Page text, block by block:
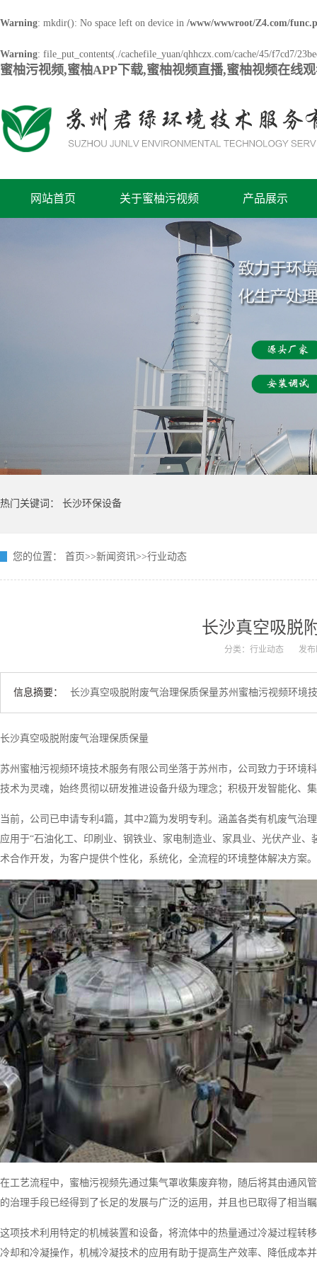
Warning: mkdir(): No space left on device in /www/wwwroot/Z4.com/
Warning: file_put_contents(./cachefile_yuan/qhhczx.com/cache/45/f7cd7/
蜜柚污视频,蜜柚APP下载,蜜柚视频直播,蜜柚视频在线
网站首页 关于蜜柚污视频 产品展示
热门关键词： 长沙环保设备
您的位置： 首页>>新闻资讯>>行业动态
长沙真空吸脱
分类：行业动态 发
信息摘要： 长沙真空吸脱附废气治理保质保量苏州蜜柚污视频环境
长沙真空吸脱附废气治理保质保量
苏州蜜柚污视频环境技术服务有限公司坐落于苏州市，公司致力于环境
技术为灵魂，始终贯彻以研发推进设备升级为理念；积极开发智能化、
当前，公司已申请专利4篇，其中2篇为发明专利。涵盖各类有机废气
应用于“石油化工、印刷业、钢铁业、家电制造业、家具业、光伏产业
术合作开发，为客户提供个性化，系统化，全流程的环境整体解决方案。
在工艺流程中，蜜柚污视频先通过集气罩收集废弃物，随后将其由通风
的治理手段已经得到了长足的发展与广泛的运用，并且也已取得了相当
这项技术利用特定的机械装置和设备，将流体中的热量通过冷凝过程转
冷却和冷凝操作，机械冷凝技术的应用有助于提高生产效率、降低成本